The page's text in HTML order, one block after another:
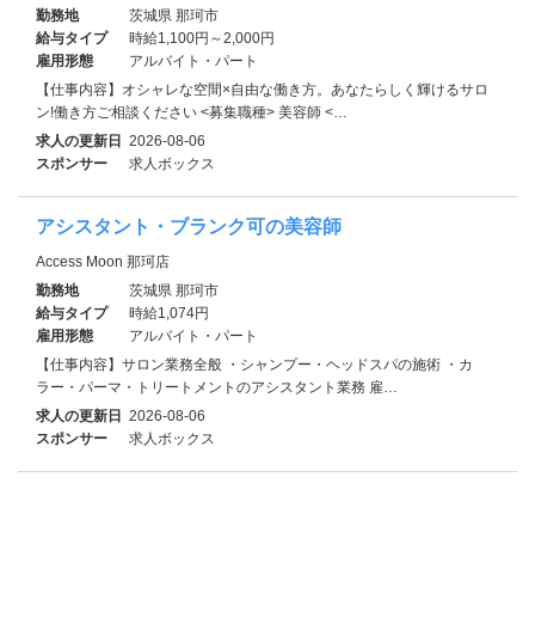
勤務地
茨城県 那珂市
給与タイプ
時給1,100円～2,000円
雇用形態
アルバイト・パート
【仕事内容】オシャレな空間×自由な働き方。あなたらしく輝けるサロ
ン!働き方ご相談ください <募集職種> 美容師 <…
求人の更新日 2026-08-06
スポンサー
求人ボックス
アシスタント・ブランク可の美容師
Access Moon 那珂店
勤務地
茨城県 那珂市
給与タイプ
時給1,074円
雇用形態
アルバイト・パート
【仕事内容】サロン業務全般 ・シャンプー・ヘッドスパの施術 ・カ
ラー・パーマ・トリートメントのアシスタント業務 雇…
求人の更新日 2026-08-06
スポンサー
求人ボックス